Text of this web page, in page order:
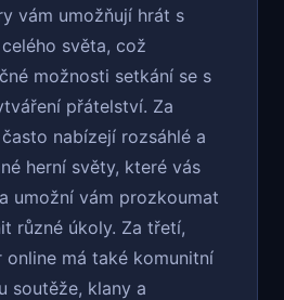
vám umožňují hrát s
světa, což
možnosti setkání se s
přátelství. Za
nabízejí rozsáhlé a
herní světy, které vás
umožní vám prozkoumat
různé úkoly. Za třetí,
online má také komunitní
soutěže, klany a